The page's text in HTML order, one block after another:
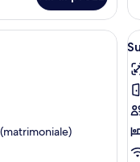
al muro e vista sulla
d'albergo con un letto,
le